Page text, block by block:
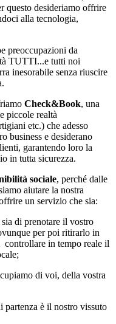
questo desideriamo offrire
alla tecnologia,
preoccupazioni da
TUTTI...e tutti noi
inesorabile senza riuscire
Check&Book, una
piccole realtà
etc.) che adesso
business e desiderano
garantendo loro la
in tutta sicurezza.
sociale, perché dalle
aiutare la nostra
un servizio che sia:
sia di prenotare il vostro
per poi ritirarlo in
controllare in tempo reale il
di voi, della vostra
partenza è il nostro vissuto